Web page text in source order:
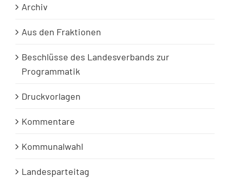
Archiv
Aus den Fraktionen
Beschlüsse des Landesverbands zur
Programmatik
Druckvorlagen
Kommentare
Kommunalwahl
Landesparteitag